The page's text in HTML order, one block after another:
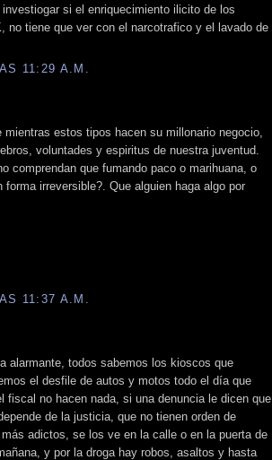
si el enriquecimiento ilicito de los
no tiene que ver con el narcotrafico y el lavado de
11:29 A.M.
estos tipos hacen su millonario negocio,
voluntades y espiritus de nuestra juventud.
comprendan que fumando paco o marihuana, o
irreversible?. Que alguien haga algo por
11:37 A.M.
alarmante, todos sabemos los kioscos que
el desfile de autos y motos todo el día que
fiscal no hacen nada, si una denuncia le dicen que
de la justicia, que no tienen orden de
adictos, se los ve en la calle o en la puerta de
y por la droga hay robos, asaltos y hasta